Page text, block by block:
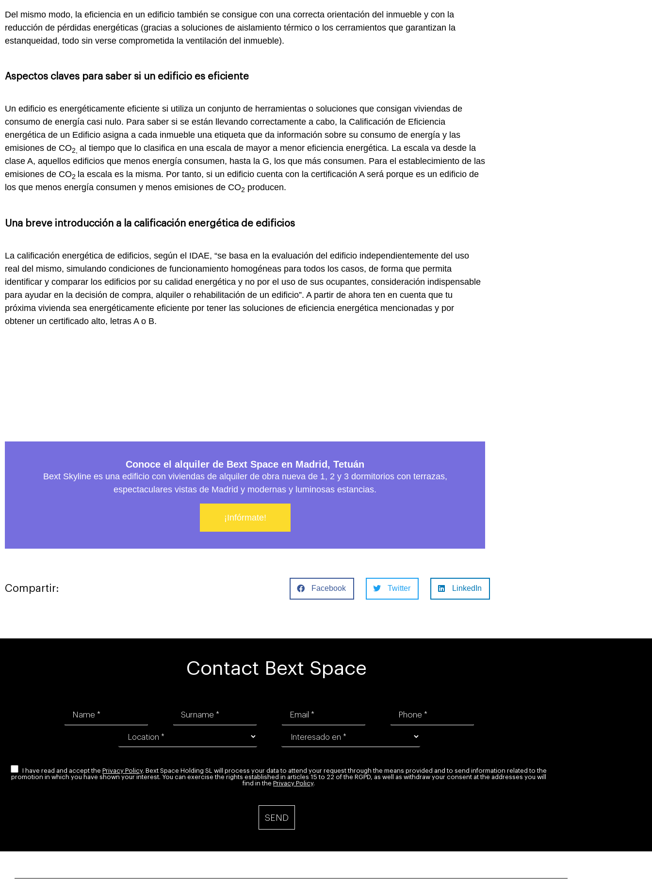
Del mismo modo, la eficiencia en un edificio también se consigue con una correcta orientación del inmueble y con la
reducción de pérdidas energéticas (gracias a soluciones de aislamiento térmico o los cerramientos que garantizan la
estanqueidad, todo sin verse comprometida la ventilación del inmueble).
Aspectos claves para saber si un edificio es eficiente
Un edificio es energéticamente eficiente si utiliza un conjunto de herramientas o soluciones que consigan viviendas de
consumo de energía casi nulo. Para saber si se están llevando correctamente a cabo, la Calificación de Eficiencia
energética de un Edificio asigna a cada inmueble una etiqueta que da información sobre su consumo de energía y las
emisiones de CO2, al tiempo que lo clasifica en una escala de mayor a menor eficiencia energética. La escala va desde la
clase A, aquellos edificios que menos energía consumen, hasta la G, los que más consumen. Para el establecimiento de las
emisiones de CO2 la escala es la misma. Por tanto, si un edificio cuenta con la certificación A será porque es un edificio de
los que menos energía consumen y menos emisiones de CO2 producen.
Una breve introducción a la calificación energética de edificios
La calificación energética de edificios, según el IDAE, “se basa en la evaluación del edificio independientemente del uso
real del mismo, simulando condiciones de funcionamiento homogéneas para todos los casos, de forma que permita
identificar y comparar los edificios por su calidad energética y no por el uso de sus ocupantes, consideración indispensable
para ayudar en la decisión de compra, alquiler o rehabilitación de un edificio”. A partir de ahora ten en cuenta que tu
próxima vivienda sea energéticamente eficiente por tener las soluciones de eficiencia energética mencionadas y por
obtener un certificado alto, letras A o B.
Conoce el alquiler de Bext Space en Madrid, Tetuán
Bext Skyline es una edificio con viviendas de alquiler de obra nueva de 1, 2 y 3 dormitorios con terrazas,
espectaculares vistas de Madrid y modernas y luminosas estancias.
¡Infórmate!
Compartir: Facebook Twitter LinkedIn
Contact Bext Space
I have read and accept the Privacy Policy. Bext Space Holding SL will process your data to attend your request through the means provided and to send information related to the
promotion in which you have shown your interest. You can exercise the rights established in articles 15 to 22 of the RGPD, as well as withdraw your consent at the addresses you will
find in the Privacy Policy.